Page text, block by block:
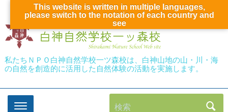
私たちＮＰＯ白神自然学校一ツ森校は、白神山地の山・川・海
の自然を創造的に活用した自然体験の活動を実施します。
検索
This website is written in multiple languages,
please switch to the notation of each country and
see